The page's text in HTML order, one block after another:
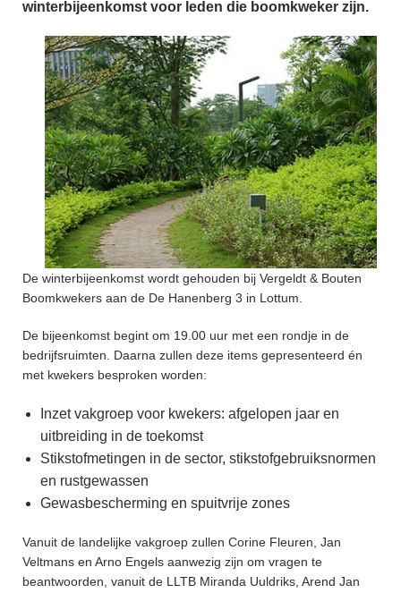
winterbijeenkomst voor leden die boomkweker zijn.
De winterbijeenkomst wordt gehouden bij Vergeldt & Bouten
Boomkwekers aan de De Hanenberg 3 in Lottum.
De bijeenkomst begint om 19.00 uur met een rondje in de
bedrijfsruimten. Daarna zullen deze items gepresenteerd én
met kwekers besproken worden:
Inzet vakgroep voor kwekers: afgelopen jaar en
uitbreiding in de toekomst
Stikstofmetingen in de sector, stikstofgebruiksnormen
en rustgewassen
Gewasbescherming en spuitvrije zones
Vanuit de landelijke vakgroep zullen Corine Fleuren, Jan
Veltmans en Arno Engels aanwezig zijn om vragen te
beantwoorden, vanuit de LLTB Miranda Uuldriks, Arend Jan